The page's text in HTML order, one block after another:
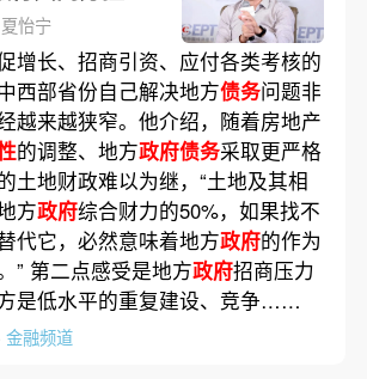
怡宁
增长、招商引资、应付各类考核的
西部省份自己解决地方债务问题非
来越狭窄。他介绍，随着房地产
的调整、地方政府债务采取更严格
土地财政难以为继，“土地及其相
方政府综合财力的50%，如果找不
代它，必然意味着地方政府的作为
” 第二点感受是地方政府招商压力
是低水平的重复建设、竞争……
金融频道